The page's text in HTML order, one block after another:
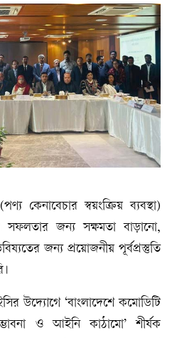
কেনাবেচার স্বয়ংক্রিয় ব্যবস্থা)
সফলতার জন্য সক্ষমতা বাড়ানো,
জন্য প্রয়োজনীয় পূর্বপ্রস্তুতি
উদ্যোগে ‘বাংলাদেশে কমোডিটি
ও আইনি কাঠামো’ শীর্ষক